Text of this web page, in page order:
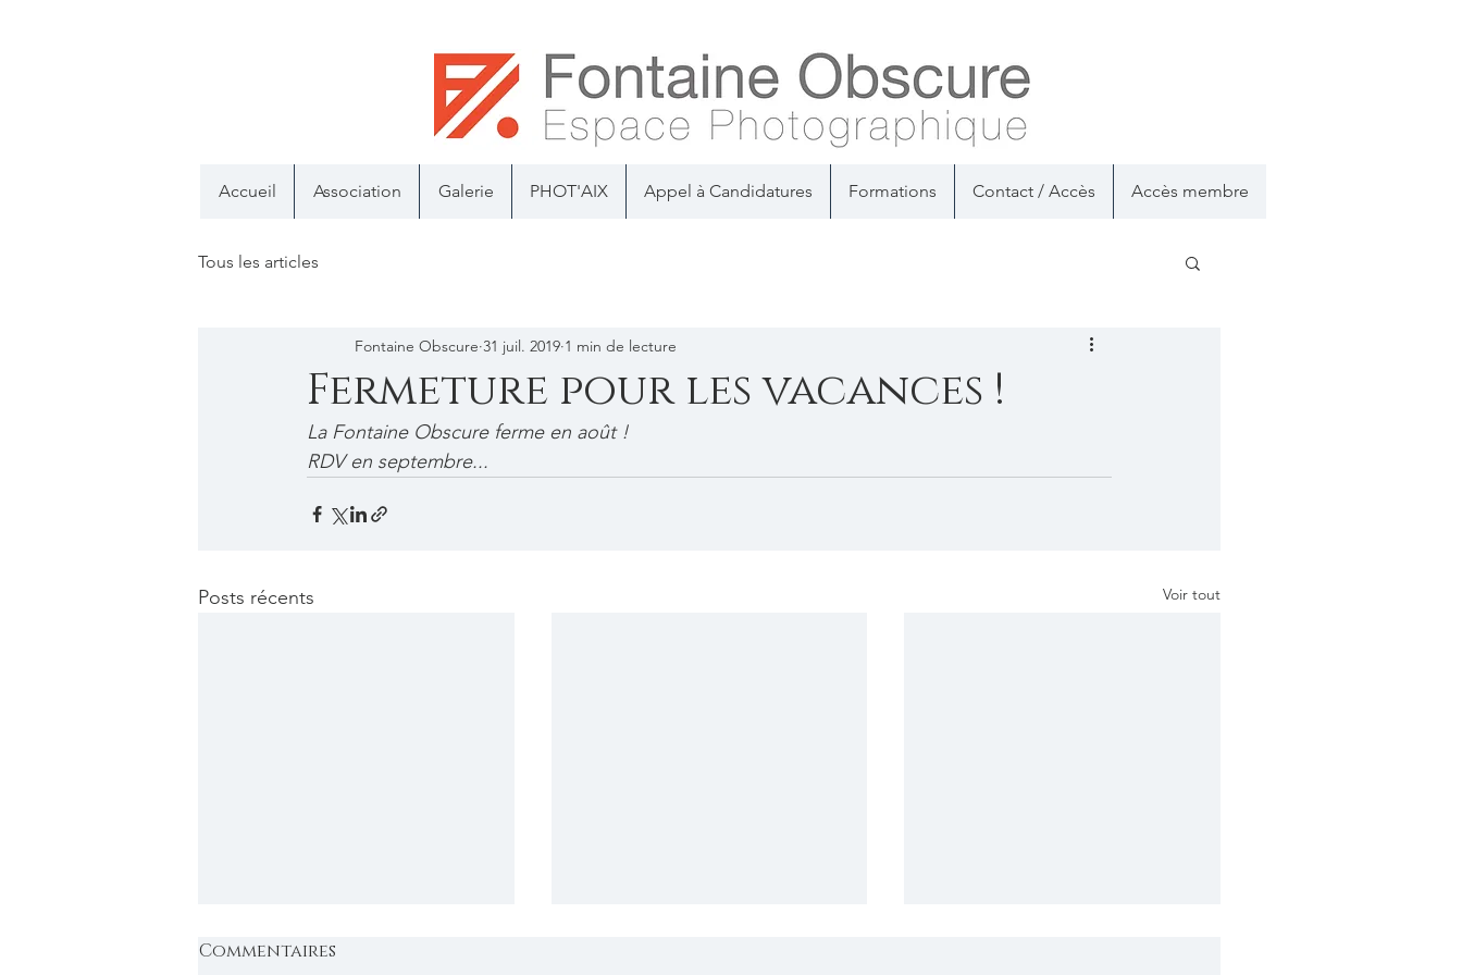
Accueil Association Galerie PHOT'AIX Appel à Candidatures Formations Contact / Accès Accès membre
Tous les articles
Fermeture pour les vacances !
Fontaine Obscure 31 juil. 2019 1 min de lecture
La Fontaine Obscure ferme en août !
RDV en septembre...
Posts récents Voir tout
Commentaires